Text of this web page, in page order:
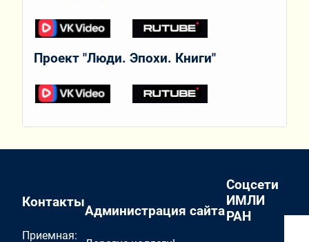
Проект "Люди. Эпохи. Книги"
Контакты
Приемная:
Администрация сайта
Соцсети
ИМЛИ
РАН